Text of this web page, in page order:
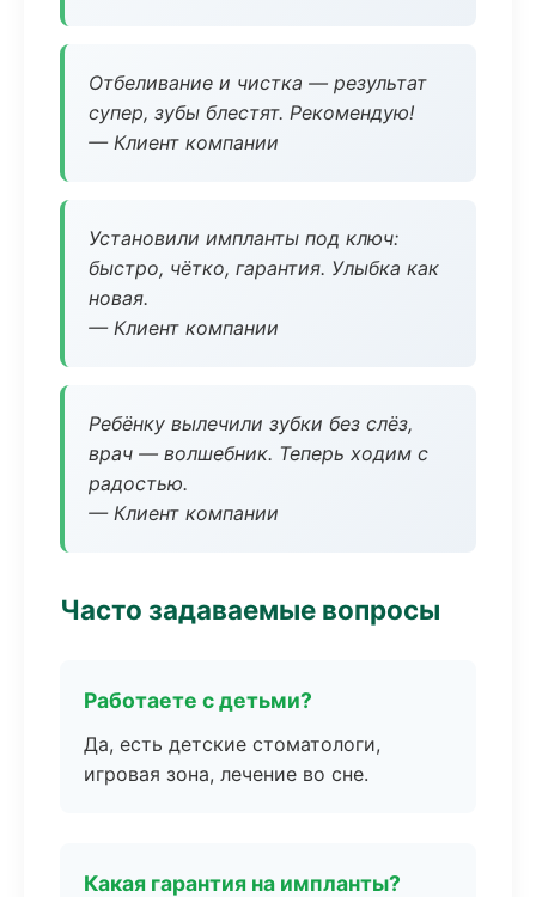
Отбеливание и чистка — результат
супер, зубы блестят. Рекомендую!
— Клиент компании
Установили импланты под ключ:
быстро, чётко, гарантия. Улыбка как
новая.
— Клиент компании
Ребёнку вылечили зубки без слёз,
врач — волшебник. Теперь ходим с
радостью.
— Клиент компании
Часто задаваемые вопросы
Работаете с детьми?
Да, есть детские стоматологи,
игровая зона, лечение во сне.
Какая гарантия на импланты?